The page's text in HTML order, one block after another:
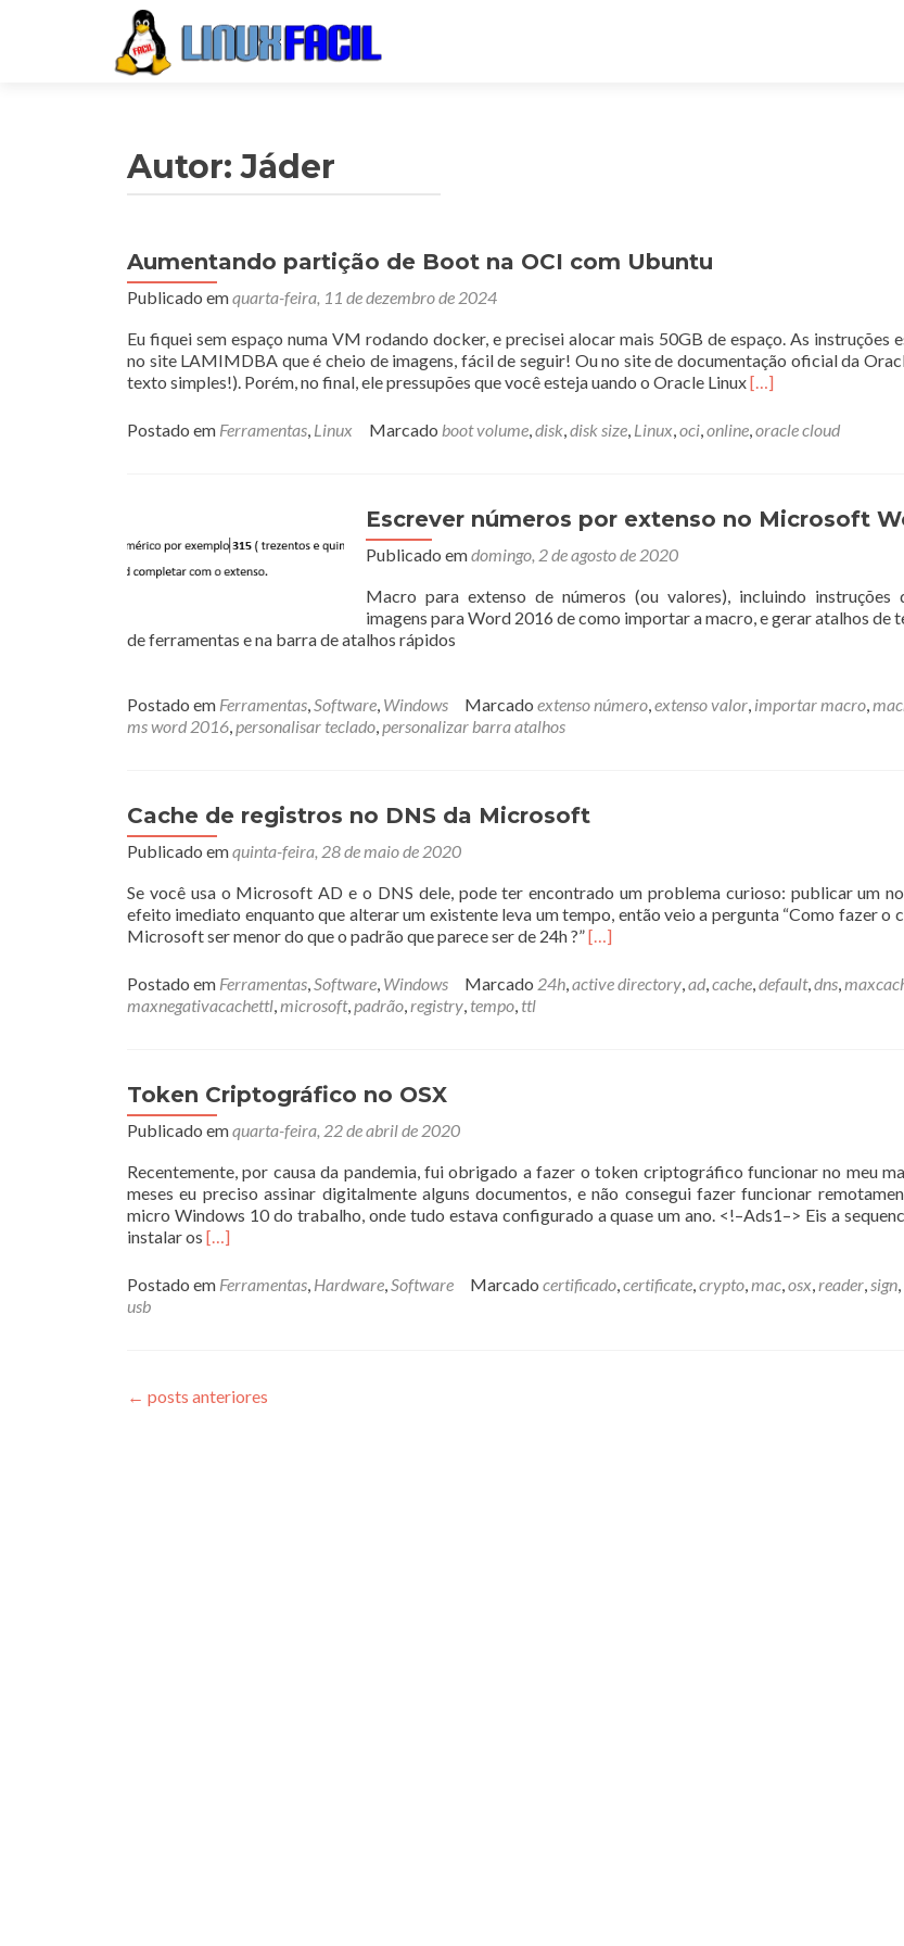
Autor:Jáder
Aumentando partição de Boot na OCI com Ubuntu
Publicado emquarta-feira, 11 de dezembro de 2024
Eu fiquei sem espaço numa VM rodando docker, e precisei alocar mais 50GB de espaço. As instruções
no site LAMIMDBA que é cheio de imagens, fácil de seguir! Ou no site de documentação oficial da
texto simples!). Porém, no final, ele pressupões que você esteja uando o Oracle LinuxLeia
sobreAumentando
partição
na
OCI
[…]
Postado em Ferramentas, Linux Marcado boot volume,disk,disk size, Linux,oci,online,oracle cloud
Escrever números por extenso no Microsoft
Publicado emdomingo, 2 de agosto de 2020
Macro para extenso de números (ou valores), incluindo instruções
imagens para Word 2016 de como importar a macro, e gerar atalhos de
de ferramentas e na barra de atalhos rápidos
Postado em Ferramentas,Software, Windows Marcado extenso número,extenso valor, importar macro,
ms word 2016,personalisar teclado,personalizar barra atalhos
Cache de registros no DNS da Microsoft
Publicado emquinta-feira, 28 de maio de 2020
Se você usa o Microsoft AD e o DNS dele, pode ter encontrado um problema curioso: publicar um
efeito imediato enquanto que alterar um existente leva um tempo, então veio a pergunta “Como fazer o
Microsoft ser menor do que o padrão que parece ser de 24h ?”Leia
sobreCache
[…]
Postado em Ferramentas,Software, Windows Marcado 24h,active directory,ad,cache,default,dns,
maxnegativacachettl,microsoft,padrão,registry, tempo, ttl
Token Criptográfico no OSX
Publicado emquarta-feira, 22 de abril de 2020
Recentemente, por causa da pandemia, fui obrigado a fazer o token criptográfico funcionar no meu
meses eu preciso assinar digitalmente alguns documentos, e não consegui fazer funcionar
micro Windows 10 do trabalho, onde tudo estava configurado a quase um ano. <!–Ads1–> Eis a
instalar os Leia
sobreToken
[…]
Postado em Ferramentas, Hardware,Software Marcado certificado,certificate,crypto,mac,osx,reader,sign,
usb
Navegação
por
posts
← posts anteriores